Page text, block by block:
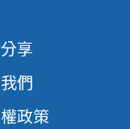
享
們
政策